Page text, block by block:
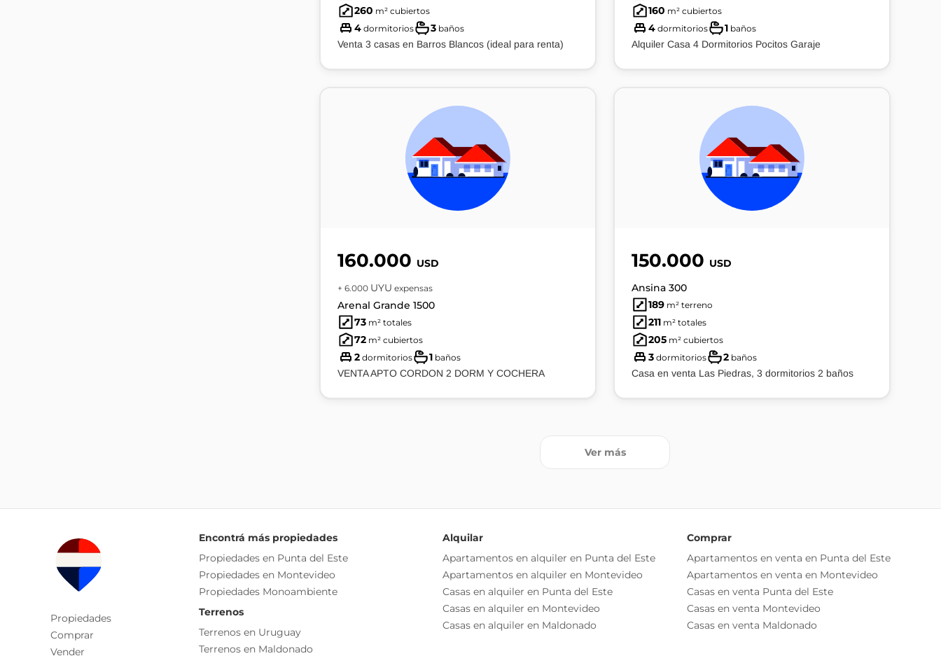
260 m² cubiertos
4 dormitorios 3 baños
Venta 3 casas en Barros Blancos (ideal para renta)
160 m² cubiertos
4 dormitorios 1 baños
Alquiler Casa 4 Dormitorios Pocitos Garaje
160.000 USD
+ 6.000 UYU expensas
Arenal Grande 1500
73 m² totales
72 m² cubiertos
2 dormitorios 1 baños
VENTA APTO CORDON 2 DORM Y COCHERA
150.000 USD
Ansina 300
189 m² terreno
211 m² totales
205 m² cubiertos
3 dormitorios 2 baños
Casa en venta Las Piedras, 3 dormitorios 2 baños
Ver más
Propiedades
Comprar
Vender
Encontrá más propiedades
Propiedades en Punta del Este
Propiedades en Montevideo
Propiedades Monoambiente
Terrenos
Terrenos en Uruguay
Terrenos en Maldonado
Alquilar
Apartamentos en alquiler en Punta del Este
Apartamentos en alquiler en Montevideo
Casas en alquiler en Punta del Este
Casas en alquiler en Montevideo
Casas en alquiler en Maldonado
Comprar
Apartamentos en venta en Punta del Este
Apartamentos en venta en Montevideo
Casas en venta Punta del Este
Casas en venta Montevideo
Casas en venta Maldonado